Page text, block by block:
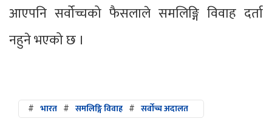
आएपनि सर्वोच्चको फैसलाले समलिङ्गि विवाह दर्ता
नहुने भएको छ ।
# भारत # समलिङ्गि विवाह # सर्वोच्च अदालत